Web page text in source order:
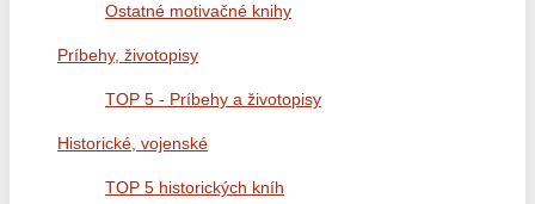
Ostatné motivačné knihy
Príbehy, životopisy
TOP 5 - Príbehy a životopisy
Historické, vojenské
TOP 5 historických kníh